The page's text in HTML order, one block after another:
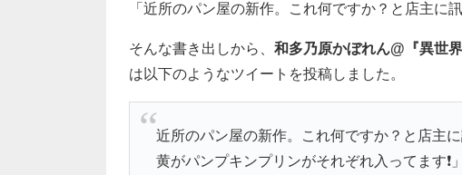
「近所のパン屋の新作。これ何ですか？と店主に
そんな書き出しから、 和多乃原かぼれん@『異世
は以下のようなツイートを投稿しました。
近所のパン屋の新作。これ何ですか？と店主
黄がパンプキンプリンがそれぞれ入ってます